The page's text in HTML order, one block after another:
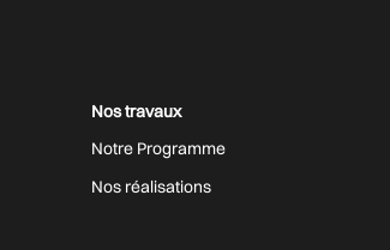
Nos travaux
Notre Programme
Nos réalisations